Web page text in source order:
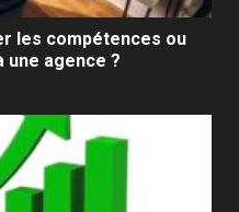
les compétences ou
une agence ?